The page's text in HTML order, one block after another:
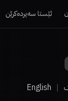
ئێستا سەیردەکرێن
English